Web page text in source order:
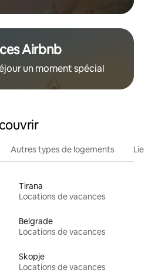
Airbnb
un moment spécial
Autres types de logements
Tirana
Locations de vacances
Belgrade
Locations de vacances
Skopje
Locations de vacances